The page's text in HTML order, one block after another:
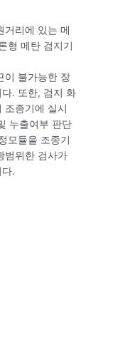
거리에 있는 메
형 메탄 검지기
이 불가능한 장
. 또한, 검지 화
조종기에 실시
누출여부 판단
모듈을 조종기
범위한 검사가
.